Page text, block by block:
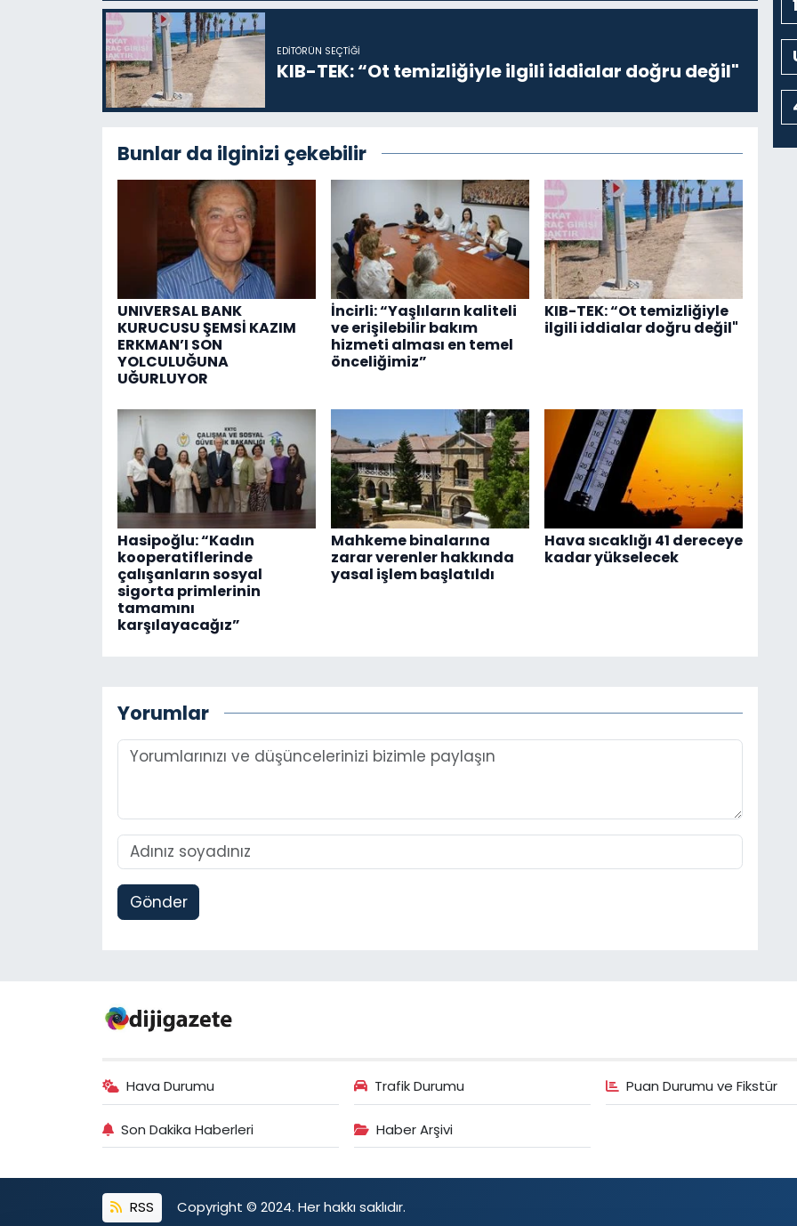
EDITÖRÜN SEÇTIĞI
KIB-TEK: “Ot temizliğiyle ilgili iddialar doğru değil"
Bunlar da ilginizi çekebilir
UNIVERSAL BANK
KURUCUSU ŞEMSİ KAZIM
ERKMAN’I SON
YOLCULUĞUNA
UĞURLUYOR
İncirli: “Yaşlıların kaliteli
ve erişilebilir bakım
hizmeti alması en temel
önceliğimiz”
KIB-TEK: “Ot temizliğiyle
ilgili iddialar doğru değil"
Hasipoğlu: “Kadın
kooperatiflerinde
çalışanların sosyal
sigorta primlerinin
tamamını
karşılayacağız”
Mahkeme binalarına
zarar verenler hakkında
yasal işlem başlatıldı
Hava sıcaklığı 41 dereceye
kadar yükselecek
Yorumlar
Gönder
Hava Durumu Trafik Durumu Puan Durumu ve Fikstür
Son Dakika Haberleri Haber Arşivi
RSS Copyright © 2024. Her hakkı saklıdır.